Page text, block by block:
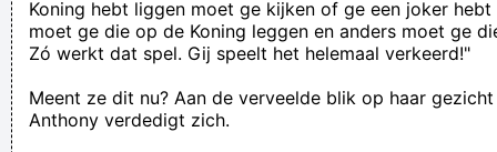
Koning hebt liggen moet ge kijken of ge een joker
moet ge die op de Koning leggen en anders moet ge
Zó werkt dat spel. Gij speelt het helemaal verkeerd!"
Meent ze dit nu? Aan de verveelde blik op haar
Anthony verdedigt zich.